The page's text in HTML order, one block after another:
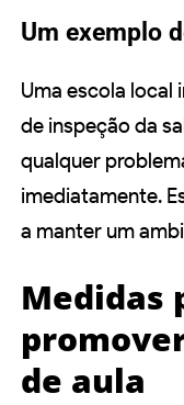
Um exemplo
Uma escola local
de inspeção da
qualquer
imediatamente.
a manter um
Medidas
de aula